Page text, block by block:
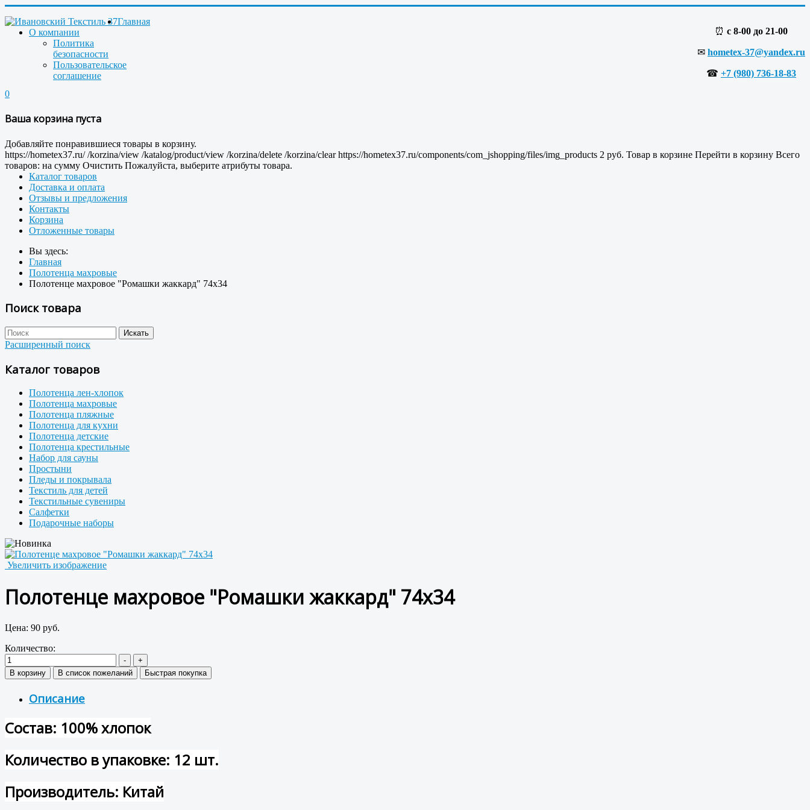
⏰ с 8-00 до 21-00
✉ hometex-37@yandex.ru
☎ +7 (980) 736-18-83
0
Ваша корзина пуста
Добавляйте понравившиеся товары в корзину.
https://hometex37.ru/ /korzina/view /katalog/product/view /korzina/delete /korzina/clear https://hometex37.ru/components/com_jshopping/files/img_products 2 руб. Товар в корзине Перейти в корзину Всего
товаров: на сумму Очистить Пожалуйста, выберите атрибуты товара.
Главная
О компании
Политика
безопасности
Пользовательское
соглашение
Каталог товаров
Доставка и оплата
Отзывы и предложения
Контакты
Корзина
Отложенные товары
Вы здесь:
Главная
Полотенца махровые
Полотенце махровое "Ромашки жаккард" 74x34
Поиск товара
Расширенный поиск
Каталог товаров
Полотенца лен-хлопок
Полотенца махровые
Полотенца пляжные
Полотенца для кухни
Полотенца детские
Полотенца крестильные
Набор для сауны
Простыни
Пледы и покрывала
Текстиль для детей
Текстильные сувениры
Салфетки
Подарочные наборы
Увеличить изображение
Полотенце махровое "Ромашки жаккард" 74x34
Цена: 90 руб.
Количество:
Описание
Состав: 100% хлопок
Количество в упаковке: 12 шт.
Производитель: Китай